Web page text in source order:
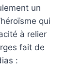
un
qui
à relier
fait de
: